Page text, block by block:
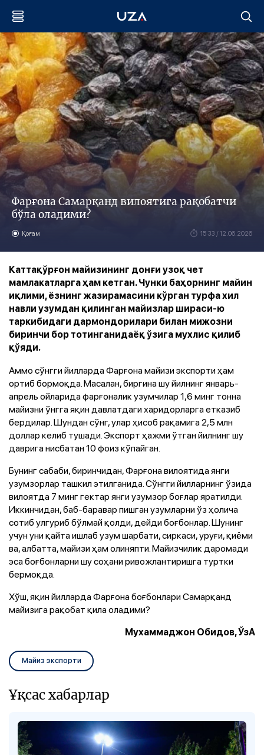
Фарғона Самарқанд вилоятига рақобатчи
бўла оладими?
Қоғам 15:33 / 12.06.2026
Каттақўрғон майизининг донғи узоқ чет
мамлакатларга ҳам кетган. Чунки баҳорнинг майин
иқлими, ёзнинг жазирамасини кўрган турфа хил
навли узумдан қилинган майизлар шираси-ю
таркибидаги дармондорилари билан мижозни
биринчи бор тотинганидаёқ ўзига мухлис қилиб
қўяди.
Аммо сўнгги йилларда Фарғона майизи экспорти ҳам
ортиб бормоқда. Масалан, биргина шу йилнинг январь-
апрель ойларида фарғоналик узумчилар 1,6 минг тонна
майизни ўнгга яқин давлатдаги харидорларга етказиб
бердилар. Шундан сўнг, улар ҳисоб рақамига 2,5 млн
доллар келиб тушади. Экспорт ҳажми ўтган йилнинг шу
даврига нисбатан 10 фоиз кўпайган.
Бунинг сабаби, биринчидан, Фарғона вилоятида янги
узумзорлар ташкил этилганида. Сўнгги йилларнинг ўзида
вилоятда 7 минг гектар янги узумзор боғлар яратилди.
Иккинчидан, баб-баравар пишган узумларни ўз ҳолича
сотиб улгуриб бўлмай қолди, дейди боғбонлар. Шунинг
учун уни қайта ишлаб узум шарбати, сиркаси, уруғи, қиёми
ва, албатта, майизи ҳам олиняпти. Майизчилик даромади
эса боғбонларни шу соҳани ривожлантиришга туртки
бермоқда.
Хўш, яқин йилларда Фарғона боғбонлари Самарқанд
майизига рақобат қила оладими?
Мухаммаджон Обидов, ЎзА
Майиз экспорти
Ұқсас хабарлар